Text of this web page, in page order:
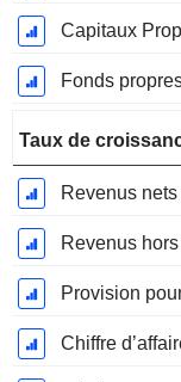
Capitaux
Fonds
Taux de
Revenus
Revenus
Provision
Chiffre